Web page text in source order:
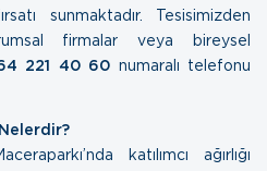
sunmaktadır. Tesisimizden
firmalar veya bireysel
221 40 60 numaralı telefonu
katılımcı ağırlığı